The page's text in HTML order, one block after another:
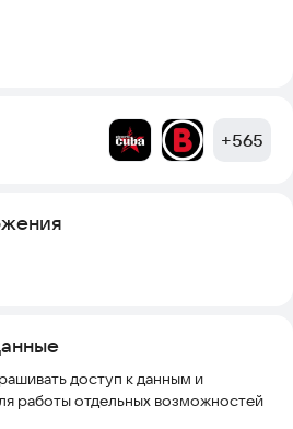
+565
доступ к данным и
работы отдельных возможностей